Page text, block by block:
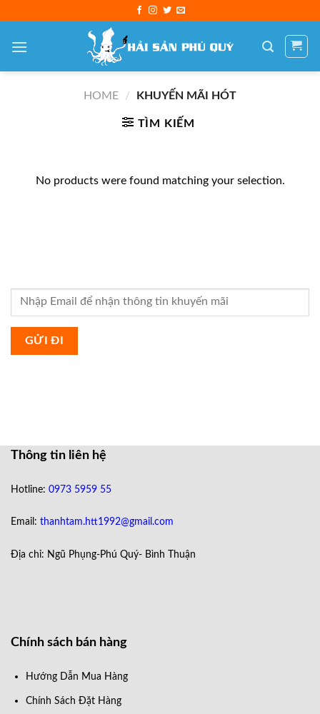
content
HOME / KHUYẾN MÃI HÓT
TÌM KIẾM
No products were found matching your selection.
Thông tin liên hệ
Hotline: 0973 5959 55
Email: thanhtam.htt1992@gmail.com
Địa chỉ: Ngũ Phụng-Phú Quý- Bình Thuận
Chính sách bán hàng
Hướng Dẫn Mua Hàng
Chính Sách Đặt Hàng